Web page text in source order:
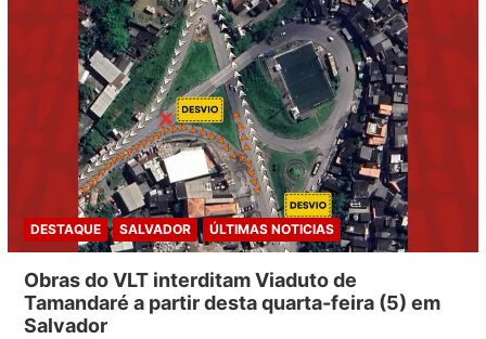
DESTAQUE SALVADOR ÚLTIMAS NOTICIAS
Obras do VLT interditam Viaduto de
Tamandaré a partir desta quarta-feira (5) em
Salvador